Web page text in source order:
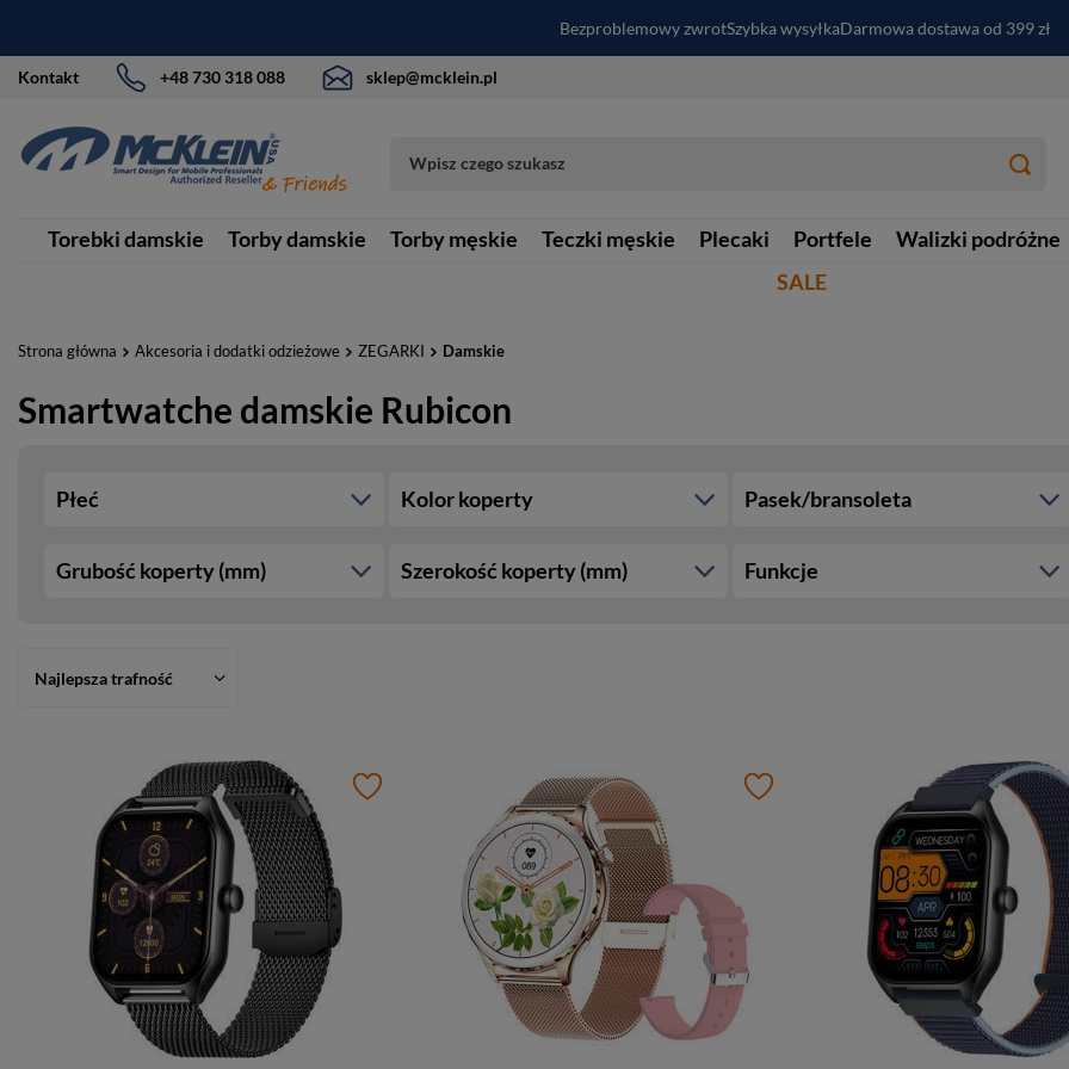
Bezproblemowy zwrotSzybka wysyłkaDarmowa dostawa od 399 zł
Kontakt +48 730 318 088 sklep@mcklein.pl
Torebki damskie Torby damskie Torby męskie Teczki męskie Plecaki Portfele
Walizki podróżne
SALE
Strona główna Akcesoria i dodatki odzieżowe ZEGARKI Damskie
Smartwatche damskie Rubicon
Płeć Kolor koperty Pasek/bransoleta
Grubość koperty (mm) Szerokość koperty (mm) Funkcje
Najlepsza trafność